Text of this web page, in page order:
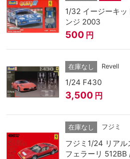
1/32 イージーキ
ンジ 2003
500 円
在庫なし Revell
1/24 F430
3,500 円
在庫なし フジミ
フジミ1/24 リア
フェラーリ 512BB